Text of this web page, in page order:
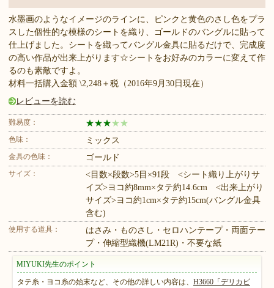
水墨画のようなイメージのラインに、ピンクと黄色のさし色をプラ
スした個性的な模様のシートを織り、ゴールドのバングルに貼って
仕上げました。シートを織ってバングル金具に貼るだけで、完成度
の高い作品が出来上がります☆シートをお好みのカラーに変えて作
るのも素敵ですよ。
材料一括購入金額 \2,248＋税（2016年9月30日現在）
レビューを読む
難易度： ★★★ ★ ★
色味： ミックス
金具の色味： ゴールド
サイズ：
<目数×段数>5目×91段 <シート織り上がりサ
イズ>ヨコ約8mm×タテ約14.6cm <出来上がり
サイズ>ヨコ約1cm×タテ約15cm(バングル金具
含む)
使用する道具：
はさみ・ものさし・セロハンテープ・両面テー
プ・伸縮型織機(LM21R)・不要な紙
MIYUKI先生のポイント
タテ糸・ヨコ糸の始末など、その他の詳しい内容は、 H3660「デリカビ